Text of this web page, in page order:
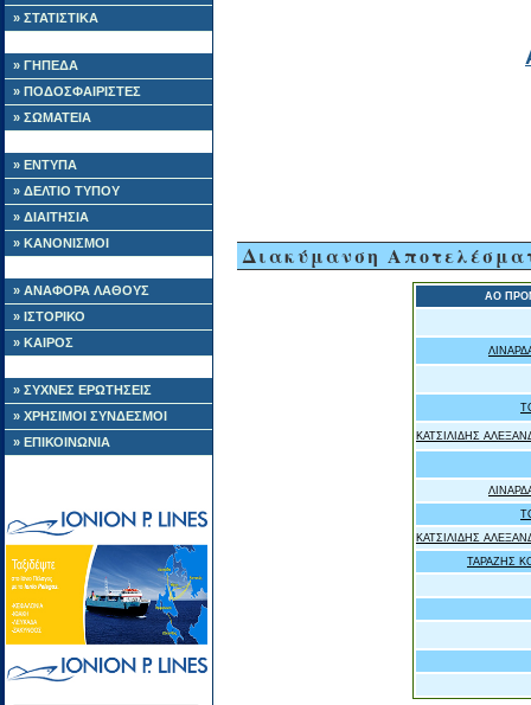
» ΣΤΑΤΙΣΤΙΚΑ
» ΓΗΠΕΔΑ
» ΠΟΔΟΣΦΑΙΡΙΣΤΕΣ
» ΣΩΜΑΤΕΙΑ
» ΕΝΤΥΠΑ
» ΔΕΛΤΙΟ ΤΥΠΟΥ
» ΔΙΑΙΤΗΣΙΑ
» ΚΑΝΟΝΙΣΜΟΙ
» ΑΝΑΦΟΡΑ ΛΑΘΟΥΣ
» ΙΣΤΟΡΙΚΟ
» ΚΑΙΡΟΣ
» ΣΥΧΝΕΣ ΕΡΩΤΗΣΕΙΣ
» ΧΡΗΣΙΜΟΙ ΣΥΝΔΕΣΜΟΙ
» ΕΠΙΚΟΙΝΩΝΙΑ
Διακύμανση
ΑΟ
ΚΑΤΣΙΛΙΔΗΣ
ΚΑΤΣΙΛΙΔΗΣ
ΤΑΡΑΖΗΣ